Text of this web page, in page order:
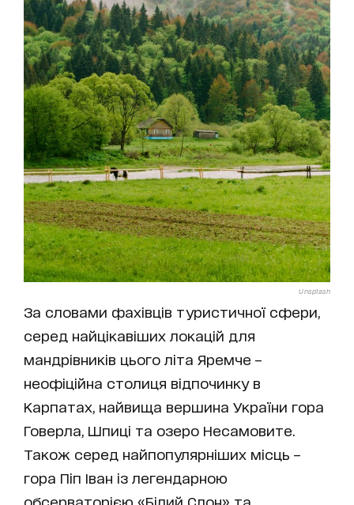
Unsplash
За словами фахівців туристичної сфери,
серед найцікавіших локацій для
мандрівників цього літа Яремче –
неофіційна столиця відпочинку в
Карпатах, найвища вершина України гора
Говерла, Шпиці та озеро Несамовите.
Також серед найпопулярніших місць –
гора Піп Іван із легендарною
обсерваторією «Білий Слон» та